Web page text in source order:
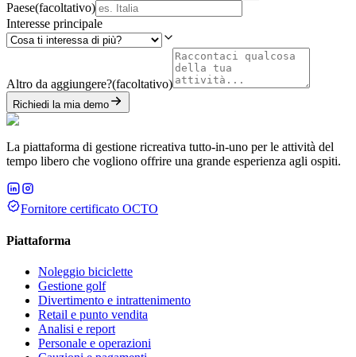
Paese(facoltativo)
Interesse principale
Altro da aggiungere?(facoltativo)
Richiedi la mia demo
La piattaforma di gestione ricreativa tutto-in-uno per le attività del
tempo libero che vogliono offrire una grande esperienza agli ospiti.
Fornitore certificato OCTO
Piattaforma
Noleggio biciclette
Gestione golf
Divertimento e intrattenimento
Retail e punto vendita
Analisi e report
Personale e operazioni